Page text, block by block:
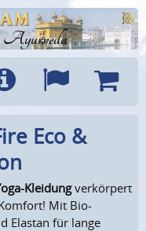
Ayurveda
Sprachen
Eco &
Kleidungverkörpert
Mit Bio-
Elastan für lange